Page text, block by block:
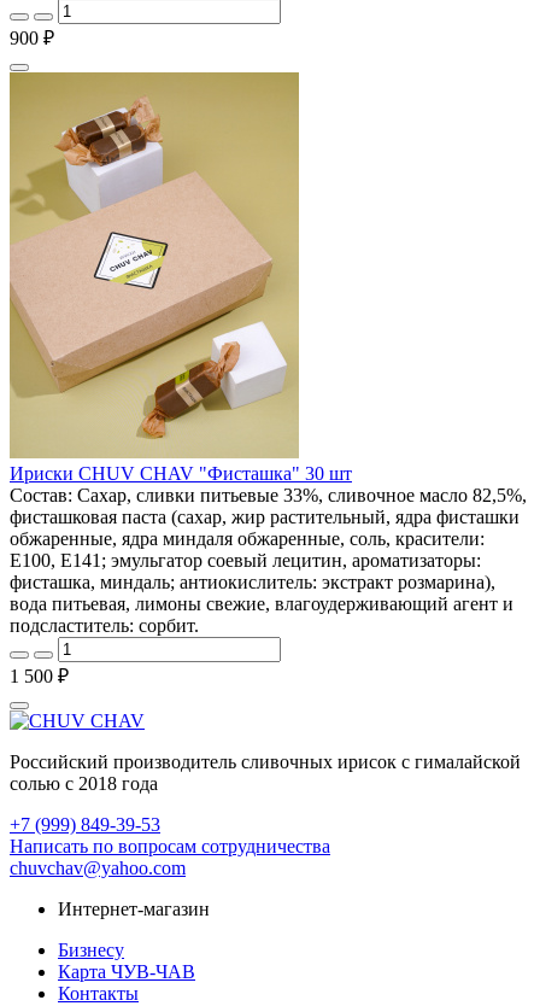
900 ₽
Ириски CHUV CHAV "Фисташка" 30 шт
Состав: Сахар, сливки питьевые 33%, сливочное масло 82,5%,
фисташковая паста (сахар, жир растительный, ядра фисташки
обжаренные, ядра миндаля обжаренные, соль, красители:
E100, E141; эмульгатор соевый лецитин, ароматизаторы:
фисташка, миндаль; антиокислитель: экстракт розмарина),
вода питьевая, лимоны свежие, влагоудерживающий агент и
подсластитель: сорбит.
1 500 ₽
Российский производитель сливочных ирисок с гималайской
солью с 2018 года
+7 (999) 849-39-53
Написать по вопросам сотрудничества
chuvchav@yahoo.com
Интернет-магазин
Бизнесу
Карта ЧУВ-ЧАВ
Контакты